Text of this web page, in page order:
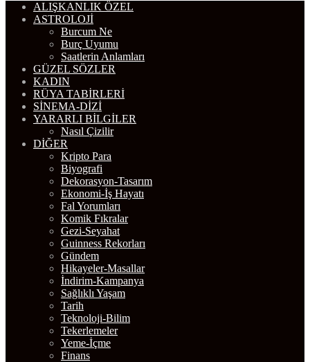
...
ALIŞKANLIK ÖZEL
ASTROLOJI
Burcum Ne
Burç Uyumu
Saatlerin Anlamları
GÜZEL SÖZLER
KADIN
RÜYA TABIRLERI
SINEMA-DIZI
YARARLI BILGILER
Nasıl Çizilir
DIĞER
Kripto Para
Biyografi
Dekorasyon-Tasarım
Ekonomi-İş Hayatı
Fal Yorumları
Komik Fıkralar
Gezi-Seyahat
Guinness Rekorları
Gündem
Hikayeler-Masallar
İndirim-Kampanya
Sağlıklı Yaşam
Tarih
Teknoloji-Bilim
Tekerlemeler
Yeme-İçme
Finans